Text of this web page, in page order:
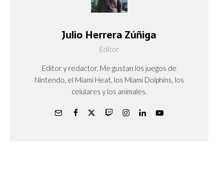
Julio Herrera Zúñiga
Editor
Editor y redactor. Me gustan los juegos de
Nintendo, el Miami Heat, los Miami Dolphins, los
celulares y los animales.